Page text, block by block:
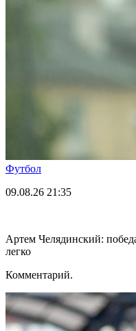
Футбол
09.08.26 21:35
Артем Челядинский:
легко
Комментарий.